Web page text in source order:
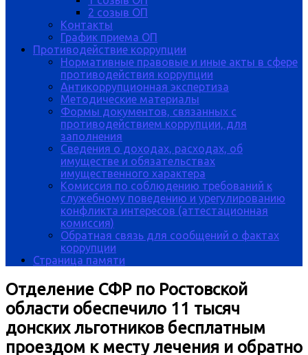
2 созыв ОП
Контакты
График приема ОП
Противодействие коррупции
Нормативные правовые и иные акты в сфере
противодействия коррупции
Антикоррупционная экспертиза
Методические материалы
Формы документов, связанных с
противодействием коррупции, для
заполнения
Сведения о доходах, расходах, об
имуществе и обязательствах
имущественного характера
Комиссия по соблюдению требований к
служебному поведению и урегулированию
конфликта интересов (аттестационная
комиссия)
Обратная связь для сообщений о фактах
коррупции
Страница памяти
Отделение СФР по Ростовской
области обеспечило 11 тысяч
донских льготников бесплатным
проездом к месту лечения и обратно